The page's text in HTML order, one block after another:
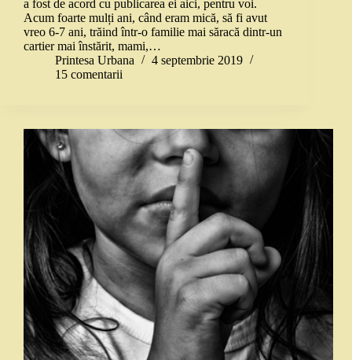
a fost de acord cu publicarea ei aici, pentru voi.
Acum foarte mulți ani, când eram mică, să fi avut
vreo 6-7 ani, trăind într-o familie mai săracă dintr-un
cartier mai înstărit, mami,…
Printesa Urbana
4 septembrie 2019
15 comentarii